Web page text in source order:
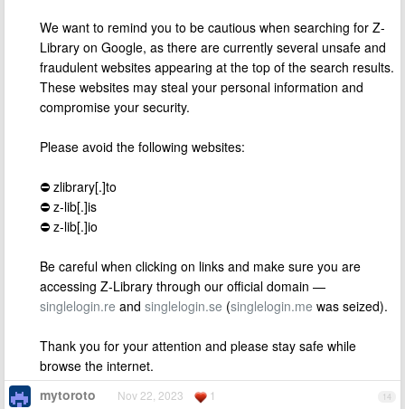
We want to remind you to be cautious when searching for Z-
Library on Google, as there are currently several unsafe and
fraudulent websites appearing at the top of the search results.
These websites may steal your personal information and
compromise your security.
Please avoid the following websites:
⛔️ zlibrary[.]to
⛔️ z-lib[.]is
⛔️ z-lib[.]io
Be careful when clicking on links and make sure you are
accessing Z-Library through our official domain —
singlelogin.re and singlelogin.se (singlelogin.me was seized).
Thank you for your attention and please stay safe while
browse the internet.
14
mytoroto Nov 22, 2023 1